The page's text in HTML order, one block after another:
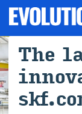
The